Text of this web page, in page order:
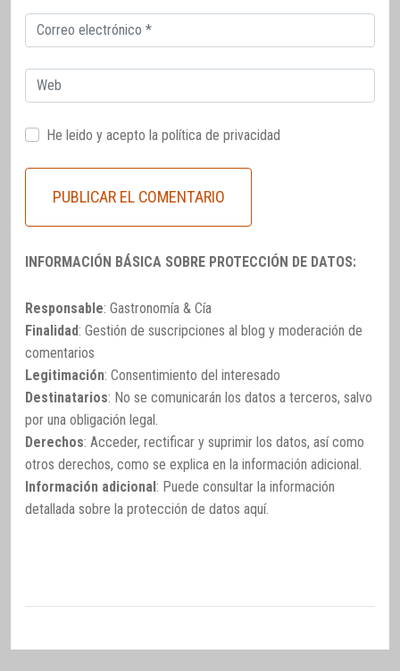
Correo
electrónico
Web
He leido y acepto la política de privacidad
INFORMACIÓN BÁSICA SOBRE PROTECCIÓN DE DATOS:
Responsable: Gastronomía & Cía
Finalidad: Gestión de suscripciones al blog y moderación de
comentarios
Legitimación: Consentimiento del interesado
Destinatarios: No se comunicarán los datos a terceros, salvo
por una obligación legal.
Derechos: Acceder, rectificar y suprimir los datos, así como
otros derechos, como se explica en la información adicional.
Información adicional : Puede consultar la información
detallada sobre la protección de datos aquí.